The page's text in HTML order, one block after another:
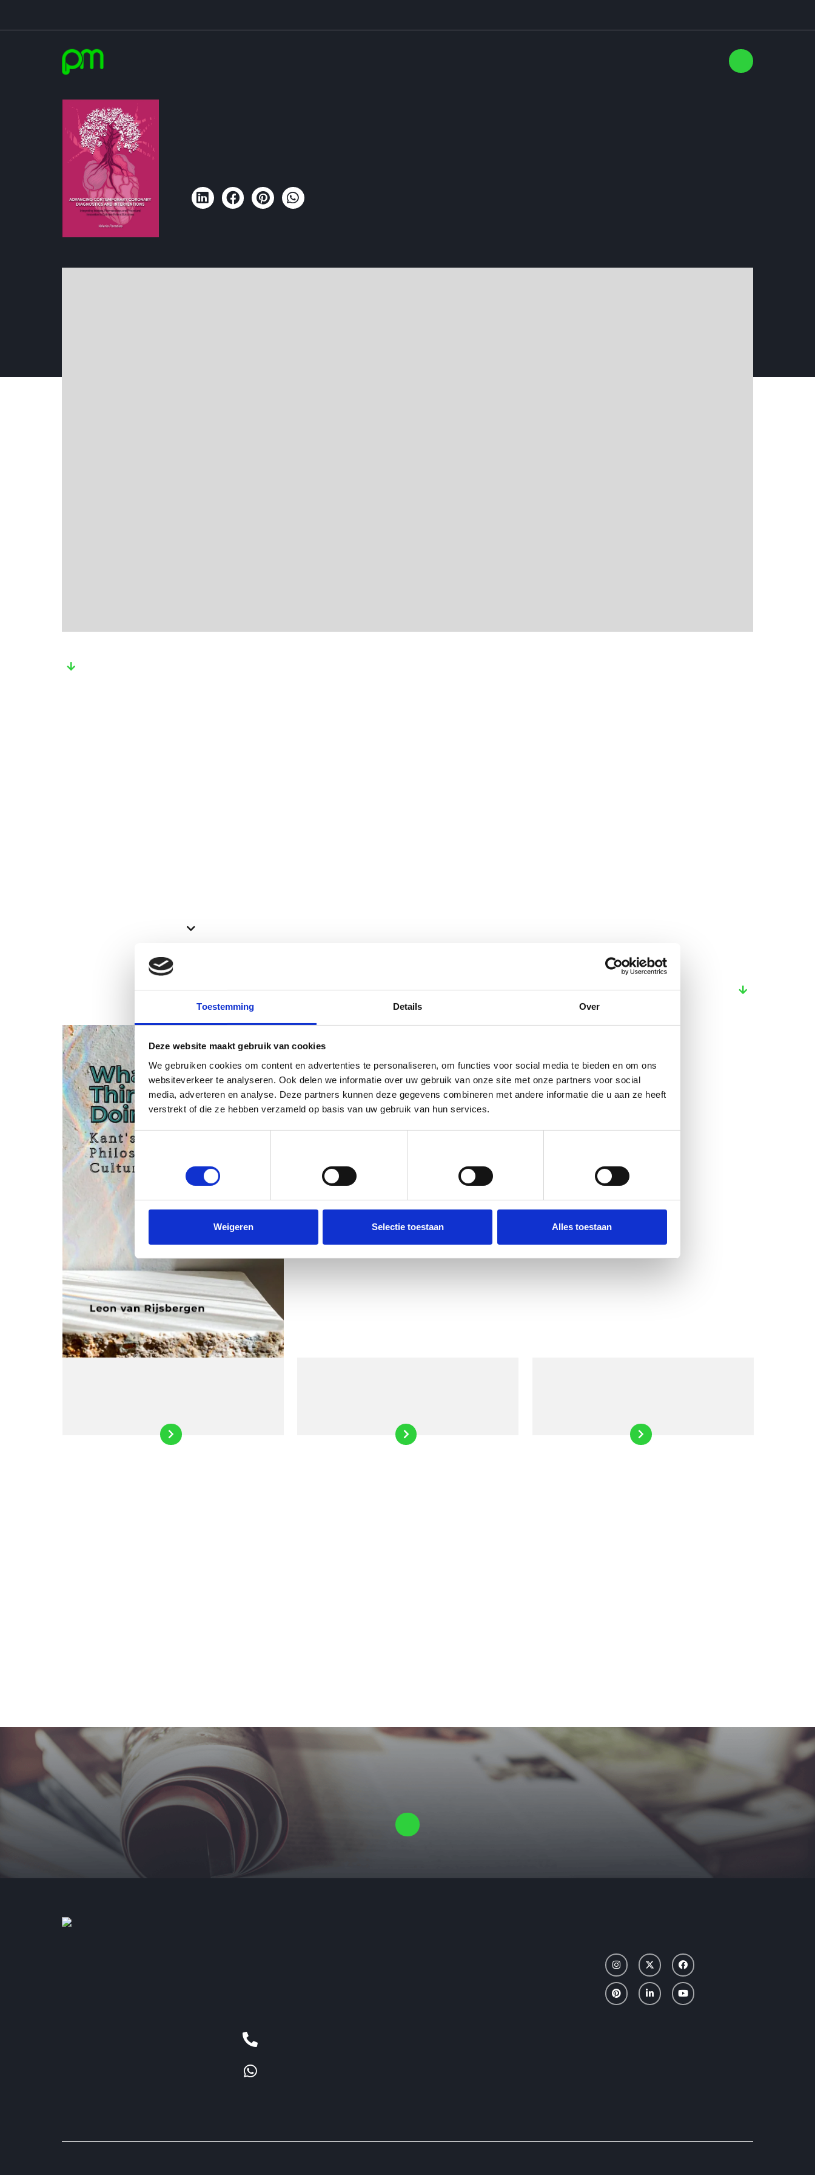
Toestemming Details Over
Deze website maakt gebruik van cookies
We gebruiken cookies om content en advertenties te personaliseren, om functies voor social media te bieden en om ons
websiteverkeer te analyseren. Ook delen we informatie over uw gebruik van onze site met onze partners voor social
media, adverteren en analyse. Deze partners kunnen deze gegevens combineren met andere informatie die u aan ze heeft
verstrekt of die ze hebben verzameld op basis van uw gebruik van hun services.
Toestemmingsselectie
Weigeren Selectie toestaan Alles toestaan